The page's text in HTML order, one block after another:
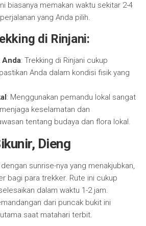
biasanya memakan waktu sekitar 2-4
yang Anda pilih.
di Rinjani:
Anda: Trekking di Rinjani cukup
Anda dalam kondisi fisik yang
: Menggunakan pemandu lokal sangat
keselamatan dan
tentang budaya dan flora lokal.
Dieng
sunrise-nya yang menakjubkan,
bagi para trekker. Rute ini cukup
dalam waktu 1-2 jam.
dari puncak bukit ini
saat matahari terbit.